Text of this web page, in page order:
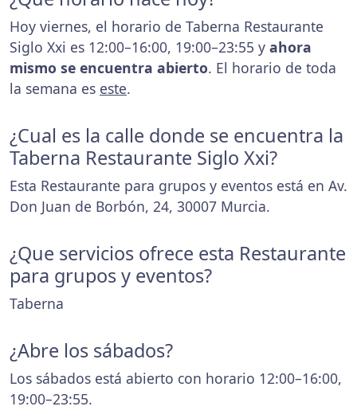
Hoy viernes, el horario de Taberna Restaurante
Siglo Xxi es 12:00–16:00, 19:00–23:55 y ahora
mismo se encuentra abierto. El horario de toda
la semana es este.
¿Cual es la calle donde se encuentra la
Taberna Restaurante Siglo Xxi?
Esta Restaurante para grupos y eventos está en Av.
Don Juan de Borbón, 24, 30007 Murcia.
¿Que servicios ofrece esta Restaurante
para grupos y eventos?
Taberna
¿Abre los sábados?
Los sábados está abierto con horario 12:00–16:00,
19:00–23:55.